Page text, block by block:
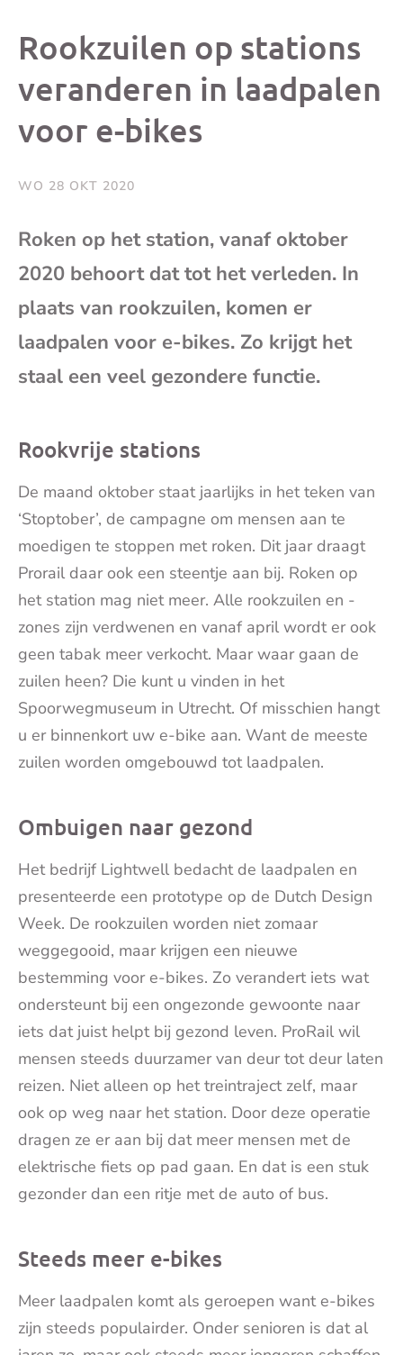
berichtberichtbericht
Rookzuilen op stations
veranderen in laadpalen
voor e-bikes
WO 28 OKT 2020
Roken op het station, vanaf oktober
2020 behoort dat tot het verleden. In
plaats van rookzuilen, komen er
laadpalen voor e-bikes. Zo krijgt het
staal een veel gezondere functie.
Rookvrije stations
De maand oktober staat jaarlijks in het teken van
‘Stoptober’, de campagne om mensen aan te
moedigen te stoppen met roken. Dit jaar draagt
Prorail daar ook een steentje aan bij. Roken op
het station mag niet meer. Alle rookzuilen en -
zones zijn verdwenen en vanaf april wordt er ook
geen tabak meer verkocht. Maar waar gaan de
zuilen heen? Die kunt u vinden in het
Spoorwegmuseum in Utrecht. Of misschien hangt
u er binnenkort uw e-bike aan. Want de meeste
zuilen worden omgebouwd tot laadpalen.
Ombuigen naar gezond
Het bedrijf Lightwell bedacht de laadpalen en
presenteerde een prototype op de Dutch Design
Week. De rookzuilen worden niet zomaar
weggegooid, maar krijgen een nieuwe
bestemming voor e-bikes. Zo verandert iets wat
ondersteunt bij een ongezonde gewoonte naar
iets dat juist helpt bij gezond leven. ProRail wil
mensen steeds duurzamer van deur tot deur laten
reizen. Niet alleen op het treintraject zelf, maar
ook op weg naar het station. Door deze operatie
dragen ze er aan bij dat meer mensen met de
elektrische fiets op pad gaan. En dat is een stuk
gezonder dan een ritje met de auto of bus.
Steeds meer e-bikes
Meer laadpalen komt als geroepen want e-bikes
zijn steeds populairder. Onder senioren is dat al